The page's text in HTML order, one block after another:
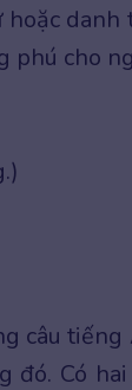
phú cho
câu tiếng
đó. Có